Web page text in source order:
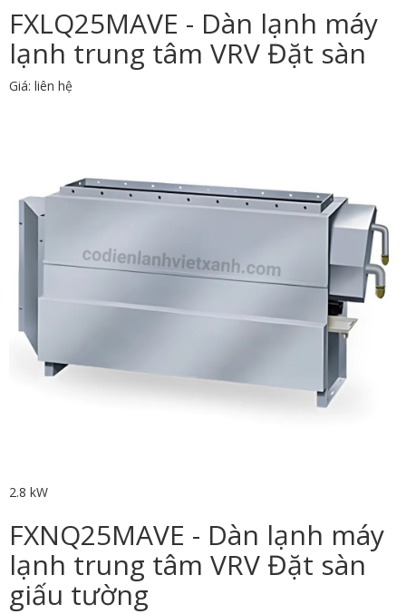
FXLQ25MAVE - Dàn lạnh máy
lạnh trung tâm VRV Đặt sàn
Giá: liên hệ
2.8 kW
FXNQ25MAVE - Dàn lạnh máy
lạnh trung tâm VRV Đặt sàn
giấu tường